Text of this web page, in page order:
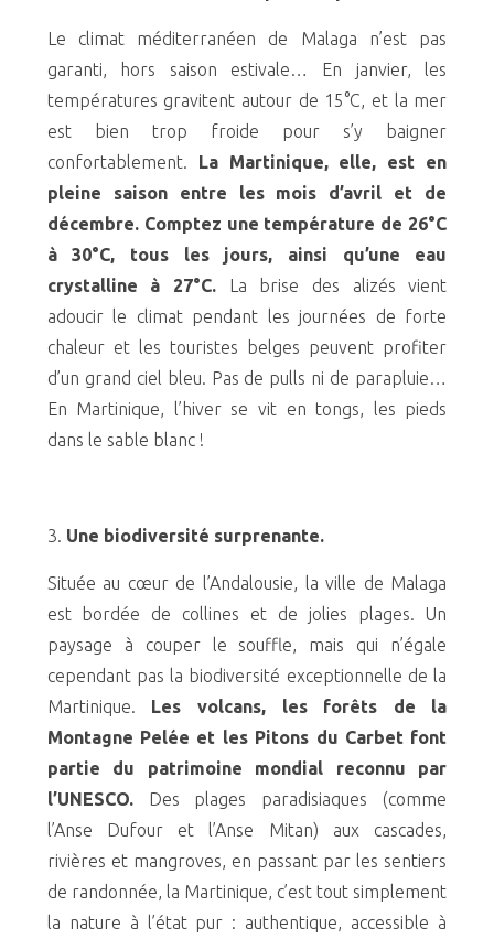
Le climat méditerranéen de Malaga n’est pas
garanti, hors saison estivale… En janvier, les
températures gravitent autour de 15°C, et la mer
est bien trop froide pour s’y baigner
confortablement. La Martinique, elle, est en
pleine saison entre les mois d’avril et de
décembre. Comptez une température de 26°C
à 30°C, tous les jours, ainsi qu’une eau
crystalline à 27°C.La brise des alizés vient
adoucir le climat pendant les journées de forte
chaleur et les touristes belges peuvent profiter
d’un grand ciel bleu. Pas de pulls ni de parapluie…
En Martinique, l’hiver se vit en tongs, les pieds
dans le sable blanc !
Une biodiversité surprenante.
Située au cœur de l’Andalousie, la ville de Malaga
est bordée de collines et de jolies plages. Un
paysage à couper le souffle, mais qui n’égale
cependant pas la biodiversité exceptionnelle de la
Martinique. Les volcans, les forêts de la
Montagne Pelée et les Pitons du Carbet font
partie du patrimoine mondial reconnu par
l’UNESCO.Des plages paradisiaques (comme
l’Anse Dufour et l’Anse Mitan) aux cascades,
rivières et mangroves, en passant par les sentiers
de randonnée, la Martinique, c’est tout simplement
la nature à l’état pur : authentique, accessible à